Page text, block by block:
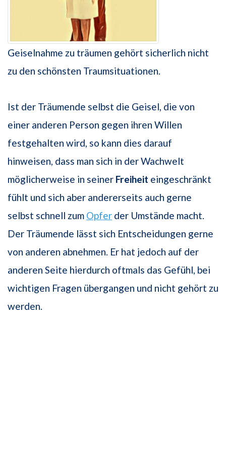
Geiselnahme zu träumen gehört sicherlich nicht
zu den schönsten Traumsituationen.
Ist der Träumende selbst die Geisel, die von
einer anderen Person gegen ihren Willen
festgehalten wird, so kann dies darauf
hinweisen, dass man sich in der Wachwelt
möglicherweise in seiner Freiheit eingeschränkt
fühlt und sich aber andererseits auch gerne
selbst schnell zum Opfer der Umstände macht.
Der Träumende lässt sich Entscheidungen gerne
von anderen abnehmen. Er hat jedoch auf der
anderen Seite hierdurch oftmals das Gefühl, bei
wichtigen Fragen übergangen und nicht gehört zu
werden.